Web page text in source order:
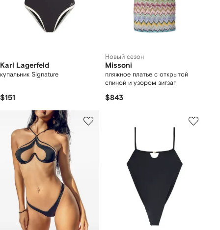
Karl Lagerfeld
купальник Signature
$151
Новый сезон
Missoni
пляжное платье с открытой
спиной и узором зигзаг
$843